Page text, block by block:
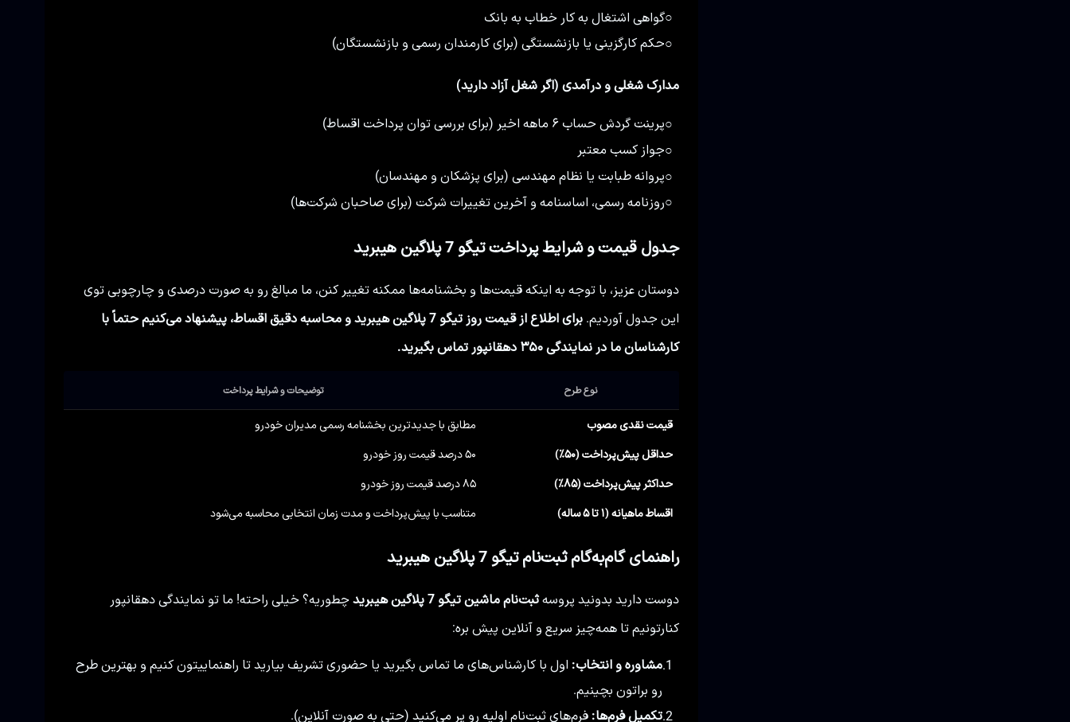
○گواهی اشتغال به کار خطاب به بانک
○حکم کارگزینی یا بازنشستگی (برای کارمندان رسمی و بازنشستگان)
مدارک شغلی و درآمدی (اگر شغل آزاد دارید)
○پرینت گردش حساب ۶ ماهه اخیر (برای بررسی توان پرداخت اقساط)
○جواز کسب معتبر
○پروانه طبابت یا نظام مهندسی (برای پزشکان و مهندسان)
○روزنامه رسمی، اساسنامه و آخرین تغییرات شرکت (برای صاحبان شرکت‌ها)
جدول قیمت و شرایط پرداخت تیگو 7 پلاگین هیبرید
دوستان عزیز، با توجه به اینکه قیمت‌ها و بخشنامه‌ها ممکنه تغییر کنن، ما مبالغ رو به صورت درصدی و چارچوبی توی
این جدول آوردیم.
برای اطلاع از قیمت روز تیگو 7 پلاگین هیبرید و محاسبه دقیق اقساط، پیشنهاد می‌کنیم حتماً با
کارشناسان ما در نمایندگی ۳۵۰ دهقانپور تماس بگیرید.
نوع طرح توضیحات و شرایط پرداخت
قیمت نقدی مصوب مطابق با جدیدترین بخشنامه رسمی مدیران خودرو
حداقل پیش‌پرداخت (۵۰٪) ۵۰ درصد قیمت روز خودرو
حداکثر پیش‌پرداخت (۸۵٪) ۸۵ درصد قیمت روز خودرو
اقساط ماهیانه (۱ تا ۵ ساله) متناسب با پیش‌پرداخت و مدت زمان انتخابی محاسبه می‌شود
راهنمای گام‌به‌گام ثبت‌نام تیگو 7 پلاگین هیبرید
دوست دارید بدونید پروسهثبت‌نام ماشین تیگو 7 پلاگین هیبرید
چطوریه؟ خیلی راحته! ما تو نمایندگی دهقانپور
کنارتونیم تا همه‌چیز سریع و آنلاین پیش بره:
1. مشاوره و انتخاب: اول با کارشناس‌های ما تماس بگیرید یا حضوری تشریف بیارید تا راهنماییتون کنیم و بهترین طرح
رو براتون بچینیم.
2. تکمیل فرم‌ها: فرم‌های ثبت‌نام اولیه رو پر می‌کنید (حتی به صورت آنلاین).